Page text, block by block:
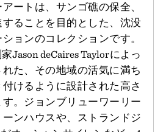
ートは、サンゴ礁の保全、
ることを目的とした、沈没
ョンのコレクションです。
Jason deCaires Taylorによっ
た、その地域の活気に満ち
けるように設計された高さ
。ジョンブリューワーリー
ンハウスや、ストランドジ